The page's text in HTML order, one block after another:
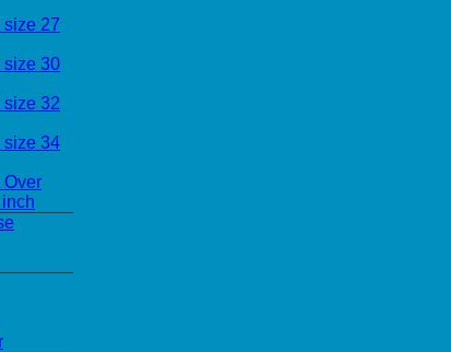
size 27
size 30
size 32
size 34
Over